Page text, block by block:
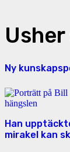
Ny
Han
mirakel kan